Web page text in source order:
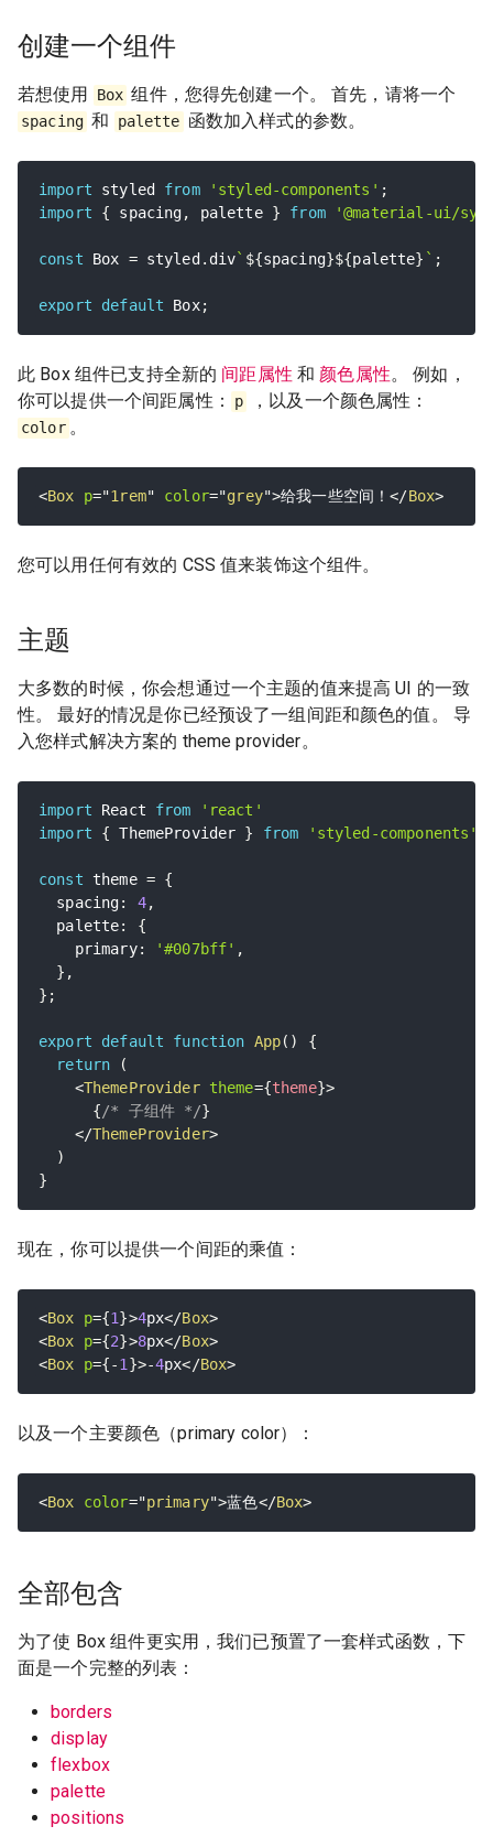
创建一个组件
若想使用 Box 组件，您得先创建一个。 首先，请将一个
spacing 和 palette 函数加入样式的参数。
import styled from 'styled-components' ;
import
{ spacing, palette } from '@material-ui/
const Box = styled . div` ${spacing}${palette} ` ;
export default Box;
此 Box 组件已支持全新的 间距属性 和 颜色属性。 例如，
你可以提供一个间距属性：
p ，以及一个颜色属性：
color 。
<Box p="1rem" color="grey">给我一些空间！</Box>
您可以用任何有效的 CSS 值来装饰这个组件。
主题
大多数的时候，你会想通过一个主题的值来提高 UI 的一致
性。 最好的情况是你已经预设了一组间距和颜色的值。 导
入您样式解决方案的 theme provider。
import React from
'react'
import
{ ThemeProvider } from 'styled-components'
const theme = {
  spacing
: 4,
  palette
:
{
    primary
: '#007bff' ,
} ,
} ;
export default function App( )
{
return
(
<ThemeProvider theme={theme}>
{/* 子组件 */}
</ThemeProvider>
)
}
现在，你可以提供一个间距的乘值：
<Box p={1}>4px</Box>
<Box p={2}>8px</Box>
<Box p={-1 }>-4px</Box>
以及一个主要颜色（primary color）：
<Box color="primary">蓝色</Box>
全部包含
为了使 Box 组件更实用，我们已预置了一套样式函数，下
面是一个完整的列表：
borders
display
flexbox
palette
positions